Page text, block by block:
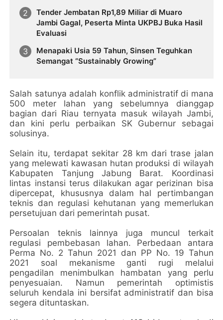
Tender Jembatan Rp1,89 Miliar di Muaro
Jambi Gagal, Peserta Minta UKPBJ Buka Hasil
Evaluasi
Menapaki Usia 59 Tahun, Sinsen Teguhkan
Semangat “Sustainably Growing”
Salah satunya adalah konflik administratif di mana
500 meter lahan yang sebelumnya dianggap
bagian dari Riau ternyata masuk wilayah Jambi,
dan kini perlu perbaikan SK Gubernur sebagai
solusinya.
Selain itu, terdapat sekitar 28 km dari trase jalan
yang melewati kawasan hutan produksi di wilayah
Kabupaten Tanjung Jabung Barat. Koordinasi
lintas instansi terus dilakukan agar perizinan bisa
dipercepat, khususnya dalam hal pertimbangan
teknis dan regulasi kehutanan yang memerlukan
persetujuan dari pemerintah pusat.
Persoalan teknis lainnya juga muncul terkait
regulasi pembebasan lahan. Perbedaan antara
Perma No. 2 Tahun 2021 dan PP No. 19 Tahun
2021 soal mekanisme ganti rugi melalui
pengadilan menimbulkan hambatan yang perlu
penyesuaian. Namun pemerintah optimistis
seluruh kendala ini bersifat administratif dan bisa
segera dituntaskan.